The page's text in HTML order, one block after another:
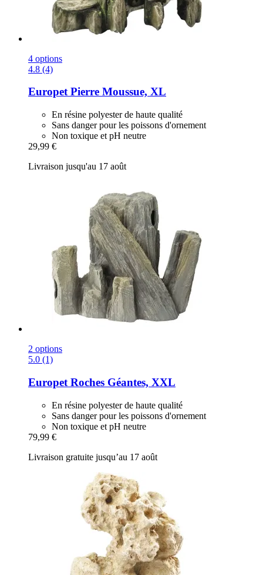
4 options
4.8 (4)
EuropetPierre Moussue, XL
En résine polyester de haute qualité
Sans danger pour les poissons d'ornement
Non toxique et pH neutre
29,99 €
Livraison jusqu'au 17 août
2 options
5.0 (1)
Europet Roches Géantes, XXL
En résine polyester de haute qualité
Sans danger pour les poissons d'ornement
Non toxique et pH neutre
79,99 €
Livraison gratuite jusqu’au 17 août